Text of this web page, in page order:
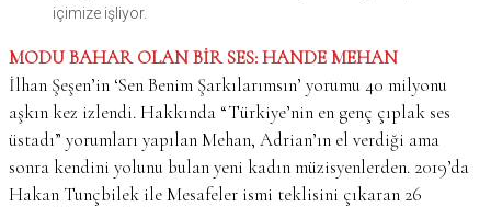
içimize işliyor.
MODU BAHAR OLAN BİR SES: HANDE MEHAN
İlhan Şeşen’in ‘Sen Benim Şarkılarımsın’ yorumu 40 milyonu
aşkın kez izlendi. Hakkında “Türkiye’nin en genç çıplak ses
üstadı” yorumları yapılan Mehan, Adrian’ın el verdiği ama
sonra kendini yolunu bulan yeni kadın müzisyenlerden. 2019’da
Hakan Tunçbilek ile Mesafeler ismi teklisini çıkaran 26